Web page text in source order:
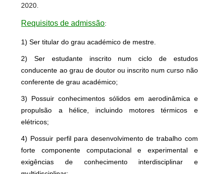
2020.
Requisitos de admissão:
1) Ser titular do grau académico de mestre.
2) Ser estudante inscrito num ciclo de estudos
conducente ao grau de doutor ou inscrito num curso não
conferente de grau académico;
3) Possuir conhecimentos sólidos em aerodinâmica e
propulsão a hélice, incluindo motores térmicos e
elétricos;
4) Possuir perfil para desenvolvimento de trabalho com
forte componente computacional e experimental e
exigências de conhecimento interdisciplinar e